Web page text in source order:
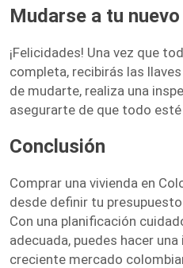
Mudarse a tu
¡Felicidades! Una vez que
completa, recibirás las
de mudarte, realiza una
asegurarte de que todo esté
Conclusión
Comprar una vivienda en
desde definir tu
Con una planificación
adecuada, puedes hacer
creciente mercado